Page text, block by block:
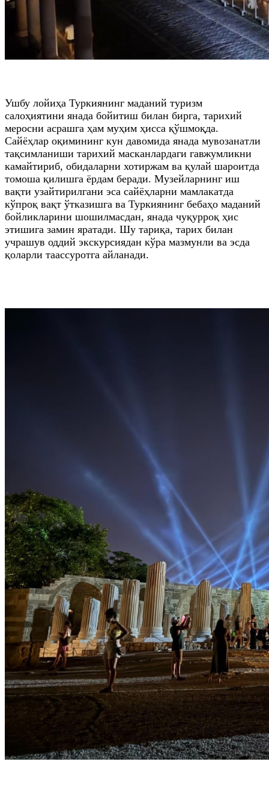
Ушбу лойиҳа Туркиянинг маданий туризм
салоҳиятини янада бойитиш билан бирга, тарихий
меросни асрашга ҳам муҳим ҳисса қўшмоқда.
Сайёҳлар оқимининг кун давомида янада мувозанатли
тақсимланиши тарихий масканлардаги гавжумликни
камайтириб, обидаларни хотиржам ва қулай шароитда
томоша қилишга ёрдам беради. Музейларнинг иш
вақти узайтирилгани эса сайёҳларни мамлакатда
кўпроқ вақт ўтказишга ва Туркиянинг бебаҳо маданий
бойликларини шошилмасдан, янада чуқурроқ ҳис
этишига замин яратади. Шу тариқа, тарих билан
учрашув оддий экскурсиядан кўра мазмунли ва эсда
қоларли таассуротга айланади.